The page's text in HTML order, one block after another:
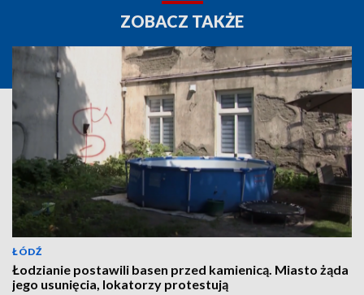
ZOBACZ TAKŻE
ŁÓDŹ
Łodzianie postawili basen przed kamienicą. Miasto żąda
jego usunięcia, lokatorzy protestują